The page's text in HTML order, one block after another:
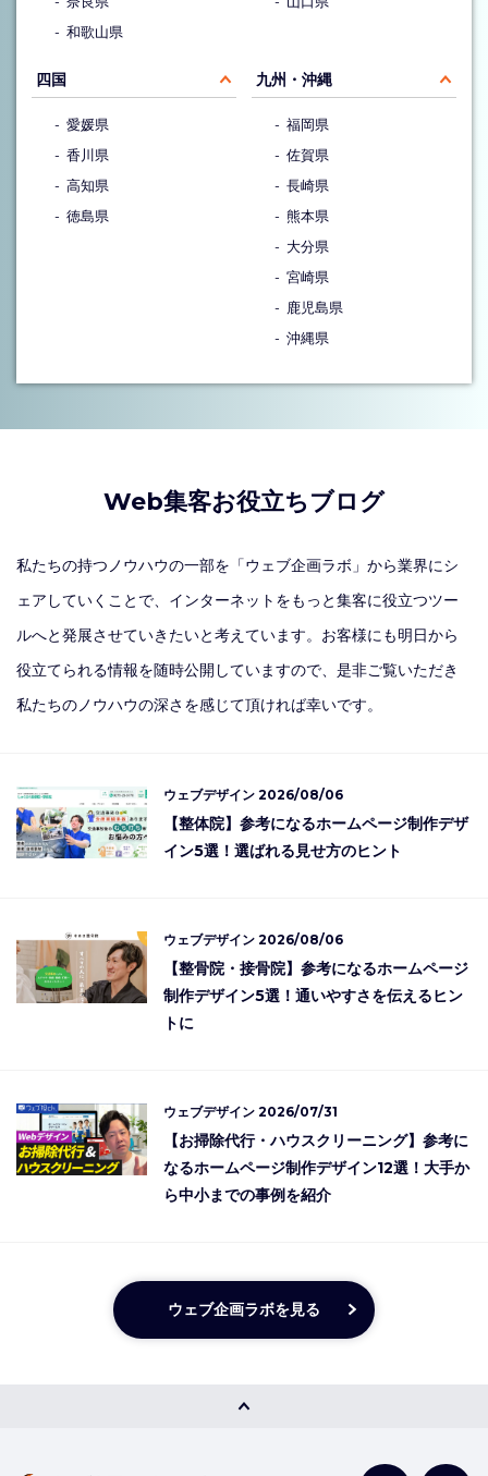
和歌山県
四国
愛媛県
香川県
高知県
徳島県
九州・沖縄
福岡県
佐賀県
長崎県
熊本県
大分県
宮崎県
鹿児島県
沖縄県
Web集客お役立ちブログ
私たちの持つノウハウの一部を「ウェブ企画ラボ」から業界にシ
ェアしていくことで、インターネットをもっと集客に役立つツー
ルへと発展させていきたいと考えています。お客様にも明日から
役立てられる情報を随時公開していますので、是非ご覧いただき
私たちのノウハウの深さを感じて頂ければ幸いです。
ウェブデザイン 2026/08/06
【整体院】参考になるホームページ制作デザ
イン5選！選ばれる見せ方のヒント
ウェブデザイン 2026/08/06
【整骨院・接骨院】参考になるホームページ
制作デザイン5選！通いやすさを伝えるヒン
トに
ウェブデザイン 2026/07/31
【お掃除代行・ハウスクリーニング】参考に
なるホームページ制作デザイン12選！大手か
ら中小までの事例を紹介
ウェブ企画ラボを見る